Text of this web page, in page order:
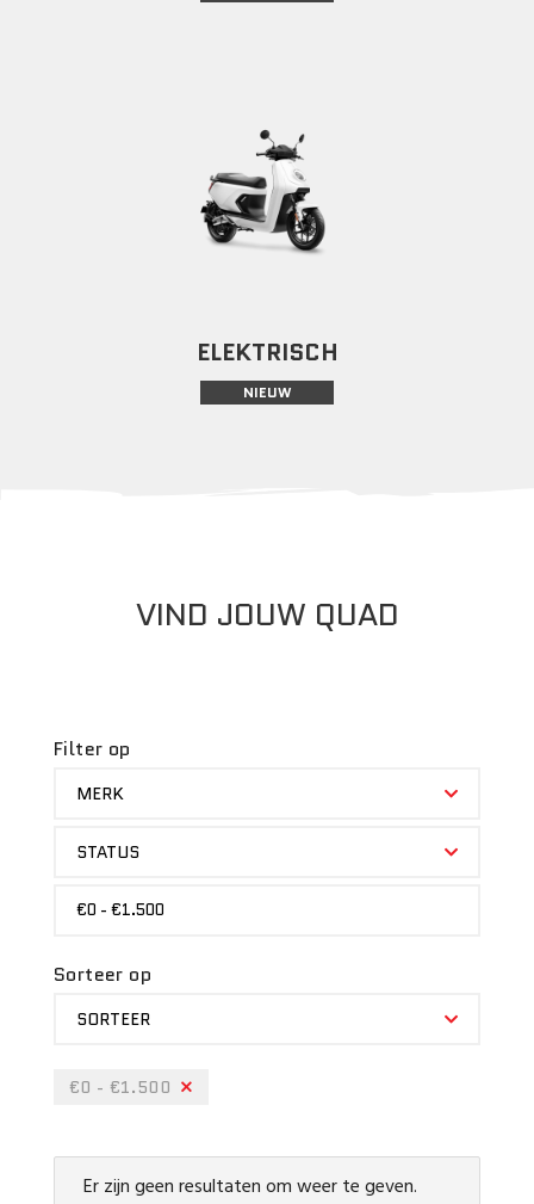
ELEKTRISCH
NIEUW
VIND JOUW QUAD
Filter op
MERK
STATUS
€0 - €1.500
Sorteer op
SORTEER
€0 - €1.500
Er zijn geen resultaten om weer te geven.